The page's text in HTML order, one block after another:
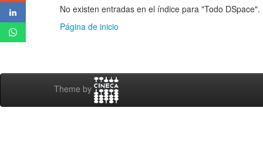
No existen entradas en el índice para "Todo DSpace".
Página de inicio
Theme by